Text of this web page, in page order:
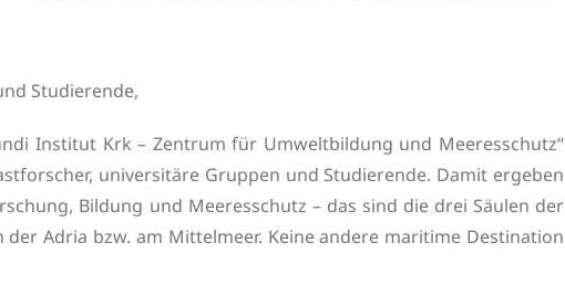
Studierende,
Institut Krk – Zentrum für Umweltbildung und Meeresschutz“
universitäre Gruppen und Studierende. Damit ergeben
Bildung und Meeresschutz – das sind die drei Säulen der
Adria bzw. am Mittelmeer. Keine andere maritime Destination